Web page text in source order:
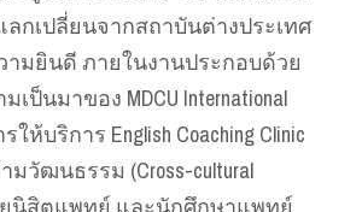
กเปลี่ยนจากสถาบันต่างประเทศ
ามยินดี ภายในงานประกอบด้วย
ป็นมาของ MDCU International
ให้บริการ English Coaching Clinic
วัฒนธรรม (Cross-cultural